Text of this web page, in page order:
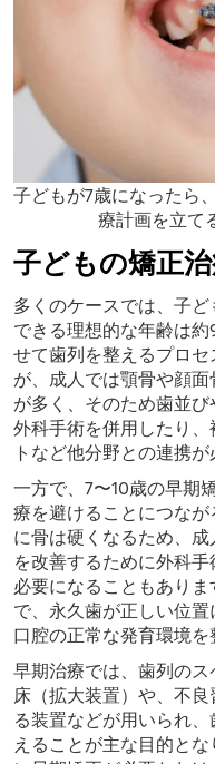
子どもが7歳になったら
療計画を立て
子どもの矯正
多くのケースでは、子
できる理想的な年齢は
せて歯列を整えるプロ
が、成人では顎骨や顔
が多く、そのため歯並び
外科手術を併用したり
トなど他分野との連携
一方で、7〜10歳の早期
療を避けることにつな
に骨は硬くなるため、
を改善するために外科
必要になることもあり
で、永久歯が正しい位
口腔の正常な発育環境を
早期治療では、歯列の
床（拡大装置）や、不
る装置などが用いられ
えることが主な目的と